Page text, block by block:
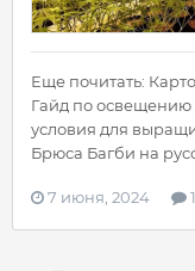
Еще почитать:
Гайд по
условия для
Брюса Багби на
7 июня, 2024